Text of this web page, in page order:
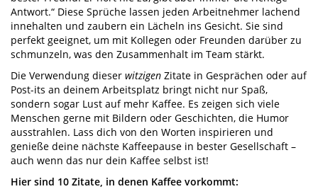
Antwort.“ Diese Sprüche lassen jeden Arbeitnehmer lachend
innehalten und zaubern ein Lächeln ins Gesicht. Sie sind
perfekt geeignet, um mit Kollegen oder Freunden darüber zu
schmunzeln, was den Zusammenhalt im Team stärkt.
Die Verwendung dieser witzigen Zitate in Gesprächen oder auf
Post-its an deinem Arbeitsplatz bringt nicht nur Spaß,
sondern sogar Lust auf mehr Kaffee. Es zeigen sich viele
Menschen gerne mit Bildern oder Geschichten, die Humor
ausstrahlen. Lass dich von den Worten inspirieren und
genieße deine nächste Kaffeepause in bester Gesellschaft –
auch wenn das nur dein Kaffee selbst ist!
Hier sind 10 Zitate, in denen Kaffee vorkommt: